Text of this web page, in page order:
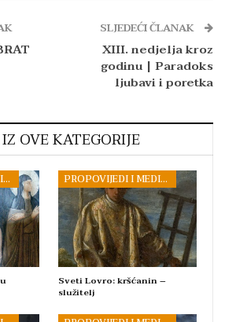
SLJEDEĆI ČLANAK
XIII. nedjelja kroz
godinu | Paradoks
ljubavi i poretka
OVE KATEGORIJE
PROPOVIJEDI I MEDITACIJE PROPOVIJEDI I MEDITACIJE
Sveti Lovro: kršćanin –
služitelj